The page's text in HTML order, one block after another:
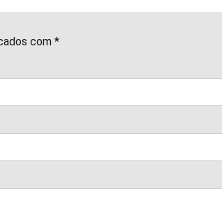
com *